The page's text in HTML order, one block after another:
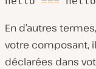
En d’autres
votre composant,
déclarées dans